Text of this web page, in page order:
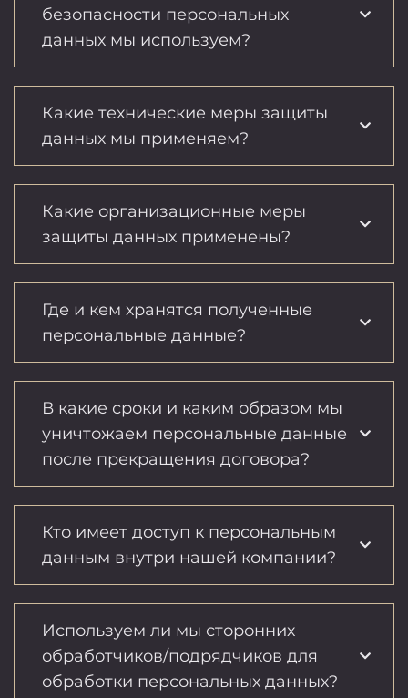
безопасности персональных
данных мы используем?
Какие технические меры защиты
данных мы применяем?
Какие организационные меры
защиты данных применены?
Где и кем хранятся полученные
персональные данные?
В какие сроки и каким образом мы
уничтожаем персональные данные
после прекращения договора?
Кто имеет доступ к персональным
данным внутри нашей компании?
Используем ли мы сторонних
обработчиков/подрядчиков для
обработки персональных данных?